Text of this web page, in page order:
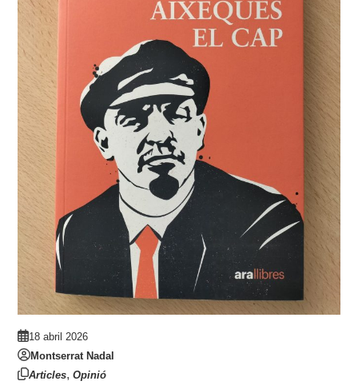
18 abril 2026
Montserrat Nadal
Articles,Opinió